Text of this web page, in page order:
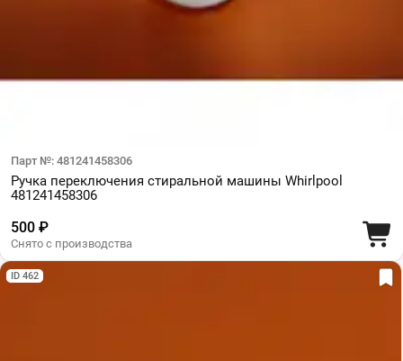
Парт №: 481241458306
Ручка переключения стиральной машины Whirlpool
481241458306
500 ₽
Снято с производства
ID 462